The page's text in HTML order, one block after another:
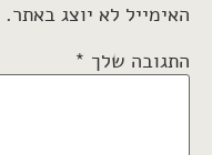
האימייל לא יוצג באתר.
התגובה שלך *